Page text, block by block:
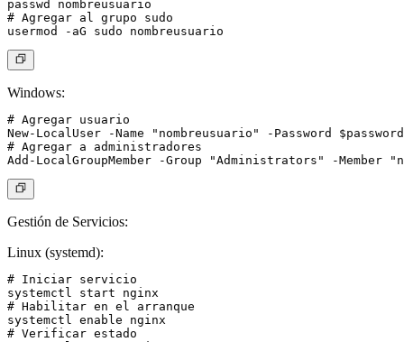
passwd nombreusuario
# Agregar al grupo sudo
Windows:
# Agregar usuario
New-LocalUser -Name "nombreusuario" -Password $password
# Agregar a administradores
Gestión de Servicios:
Linux (systemd):
# Iniciar servicio
systemctl start nginx
# Habilitar en el arranque
systemctl enable nginx
# Verificar estado